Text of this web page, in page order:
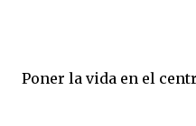
Poner la vida en el